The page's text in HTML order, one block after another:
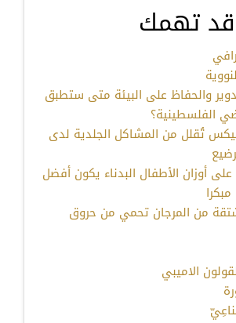
قد تهمك
والحفاظ على البيئة متى ستطبق
الفلسطينية؟
تُقلل من المشاكل الجلدية لدى
أوزان الأطفال البدناء يكون أفضل
من المرجان تحمي من حروق
الاميبي